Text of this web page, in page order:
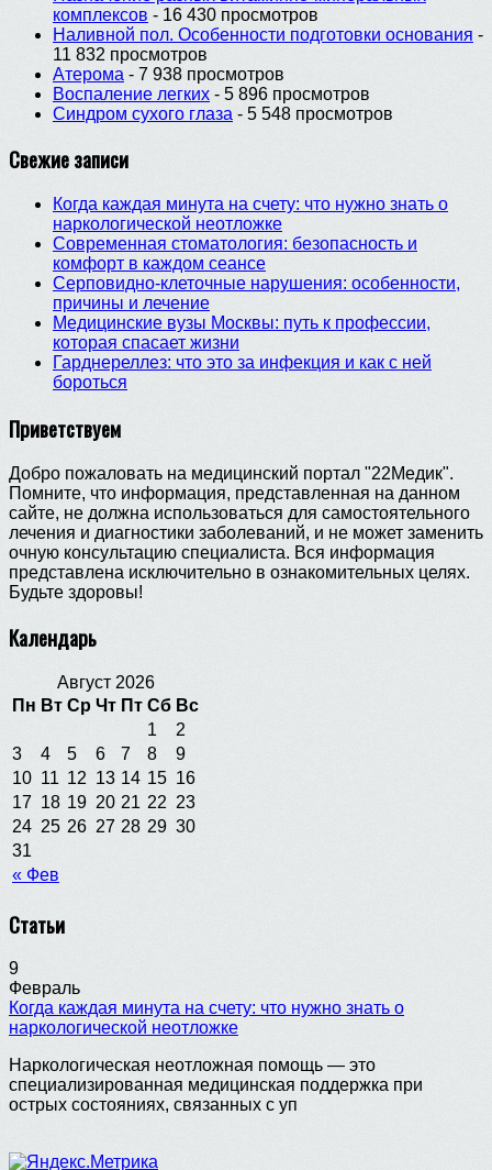
комплексов - 16 430 просмотров
Наливной пол. Особенности подготовки основания -
11 832 просмотров
Атерома - 7 938 просмотров
Воспаление легких - 5 896 просмотров
Синдром сухого глаза - 5 548 просмотров
Свежие записи
Когда каждая минута на счету: что нужно знать о
наркологической неотложке
Современная стоматология: безопасность и
комфорт в каждом сеансе
Серповидно-клеточные нарушения: особенности,
причины и лечение
Медицинские вузы Москвы: путь к профессии,
которая спасает жизни
Гарднереллез: что это за инфекция и как с ней
бороться
Приветствуем
Добро пожаловать на медицинский портал "22Медик".
Помните, что информация, представленная на данном
сайте, не должна использоваться для самостоятельного
лечения и диагностики заболеваний, и не может заменить
очную консультацию специалиста. Вся информация
представлена исключительно в ознакомительных целях.
Будьте здоровы!
Календарь
Август 2026
Пн Вт Ср Чт Пт Сб Вс
« Фев
1
2
3
4 5 6 7 8
9
10 11 12 13 14 15 16
17 18 19 20 21 22 23
24 25 26 27 28 29 30
31
Статьи
9
Февраль
Когда каждая минута на счету: что нужно знать о
наркологической неотложке
Наркологическая неотложная помощь — это
специализированная медицинская поддержка при
острых состояниях, связанных с уп